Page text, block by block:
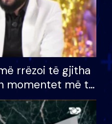
rrëzoi të gjitha
momentet më të
e BB VIP: Do më
kur…